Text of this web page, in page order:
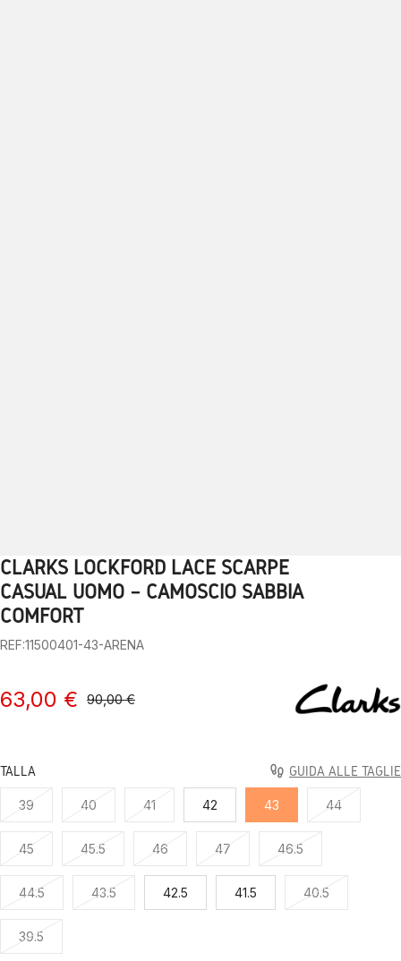
1 2 3 4 5 6 7 8
CLARKS LOCKFORD LACE SCARPE
CASUAL UOMO – CAMOSCIO SABBIA
COMFORT
REF:11500401-43-ARENA
63,00 € 90,00 €
TALLA GUIDA ALLE TAGLIE
39 40 41 42 43 44
45 45.5 46 47 46.5
44.5 43.5 42.5 41.5 40.5
39.5